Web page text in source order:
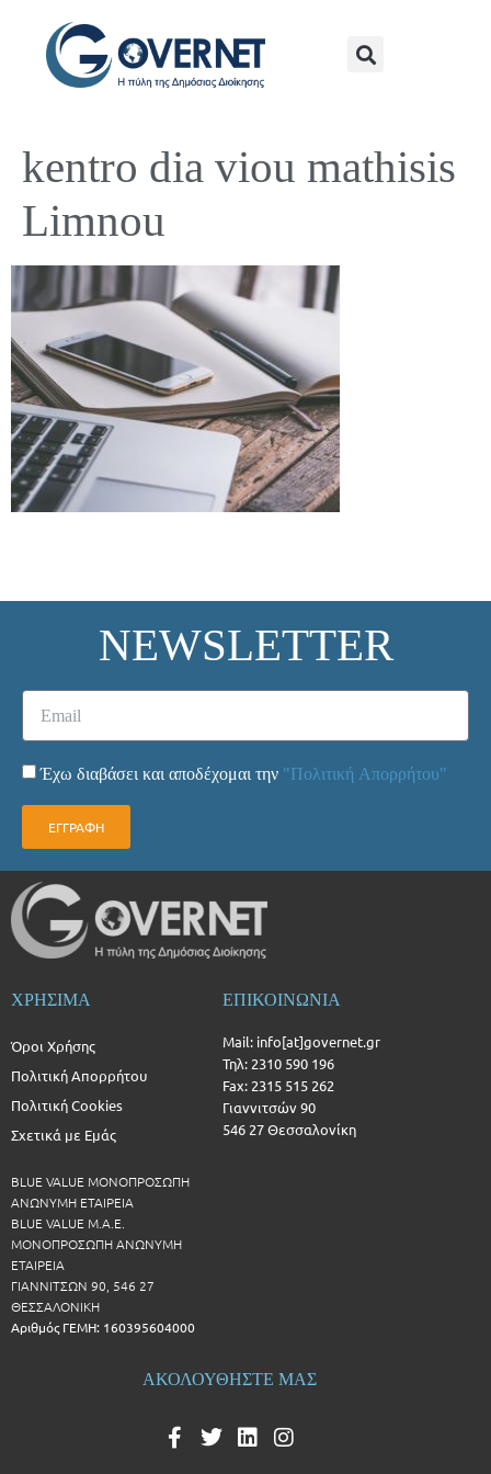
kentro dia viou mathisis
Limnou
NEWSLETTER
Έχω διαβάσει και αποδέχομαι την "Πολιτική Απορρήτου"
ΕΓΓΡΑΦΗ
ΧΡΗΣΙΜΑ
Όροι Χρήσης
Πολιτική Απορρήτου
Πολιτική Cookies
Σχετικά με Εμάς
BLUE VALUE ΜΟΝΟΠΡΟΣΩΠΗ
ΑΝΩΝΥΜΗ ΕΤΑΙΡΕΙΑ
BLUE VALUE Μ.Α.Ε.
ΜΟΝΟΠΡΟΣΩΠΗ ΑΝΩΝΥΜΗ
ΕΤΑΙΡΕΙΑ
ΓΙΑΝΝΙΤΣΩΝ 90, 546 27
ΘΕΣΣΑΛΟΝΙΚΗ
Αριθμός ΓΕΜΗ: 160395604000
ΕΠΙΚΟΙΝΩΝΙΑ
Mail: info[at]governet.gr
Τηλ: 2310 590 196
Fax: 2315 515 262
Γιαννιτσών 90
546 27 Θεσσαλονίκη
ΑΚΟΛΟΥΘΗΣΤΕ ΜΑΣ